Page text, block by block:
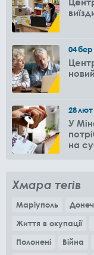
04бер
28лют
У
на
Хмара тегів
Маріуполь
Життя в окупації
Полонені
Війна